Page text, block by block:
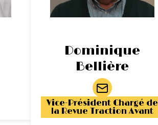
Dominique
Bellière
Vice-Président Chargé de
la Revue Traction Avant